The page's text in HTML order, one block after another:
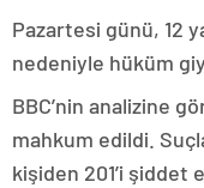
Pazartesi günü, 12
nedeniyle hüküm
BBC’nin analizine
mahkum edildi.
kişiden 201’i şiddet